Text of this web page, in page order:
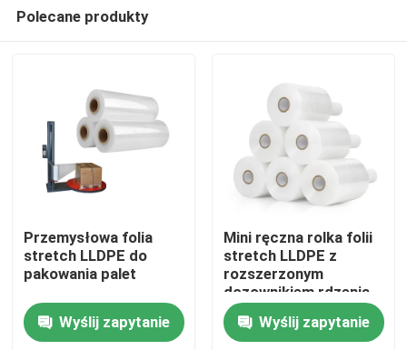
Dom
Polecane produkty
Przemysłowa folia
stretch LLDPE do
pakowania palet
Wyślij zapytanie
Mini ręczna rolka folii
stretch LLDPE z
rozszerzonym
dozownikiem rdzenia
papieru
Wyślij zapytanie